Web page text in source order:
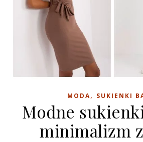
MODA, SUKIENKI
Modne
minimalizm